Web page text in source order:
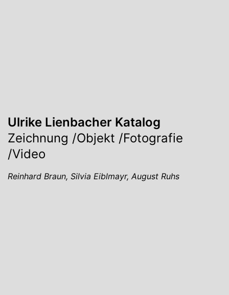
Ulrike Lienbacher Katalog
Zeichnung /Objekt /Fotografie
/Video
Reinhard Braun, Silvia Eiblmayr, August Ruhs